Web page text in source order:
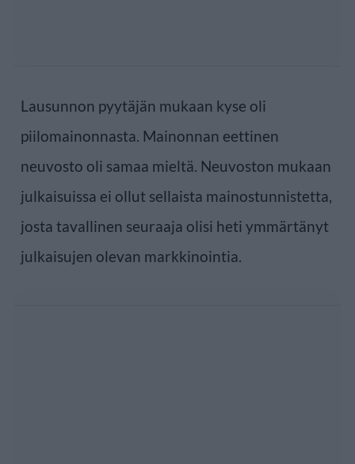
Lausunnon pyytäjän mukaan kyse oli
piilomainonnasta. Mainonnan eettinen
neuvosto oli samaa mieltä. Neuvoston mukaan
julkaisuissa ei ollut sellaista mainostunnistetta,
josta tavallinen seuraaja olisi heti ymmärtänyt
julkaisujen olevan markkinointia.